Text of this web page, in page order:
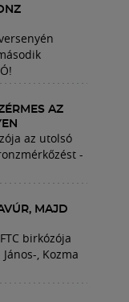
AZ
az utolsó
-
MAJD
birkózója
, Kozma